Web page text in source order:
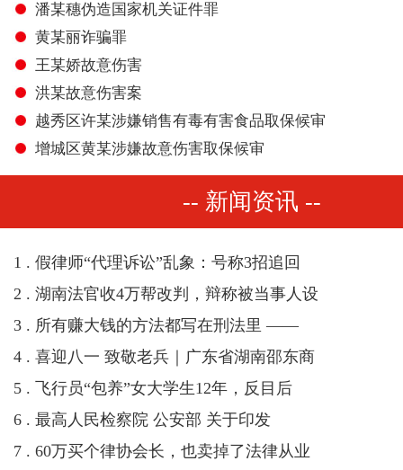
潘某穗伪造国家机关证件罪
黄某丽诈骗罪
王某娇故意伤害
洪某故意伤害案
越秀区许某涉嫌销售有毒有害食品取保候审
增城区黄某涉嫌故意伤害取保候审
-- 新闻资讯 --
1 . 假律师“代理诉讼”乱象：号称3招追回
2 . 湖南法官收4万帮改判，辩称被当事人设
3 . 所有赚大钱的方法都写在刑法里 ——
4 . 喜迎八一 致敬老兵｜广东省湖南邵东商
5 . 飞行员“包养”女大学生12年，反目后
6 . 最高人民检察院 公安部 关于印发
7 . 60万买个律协会长，也卖掉了法律从业